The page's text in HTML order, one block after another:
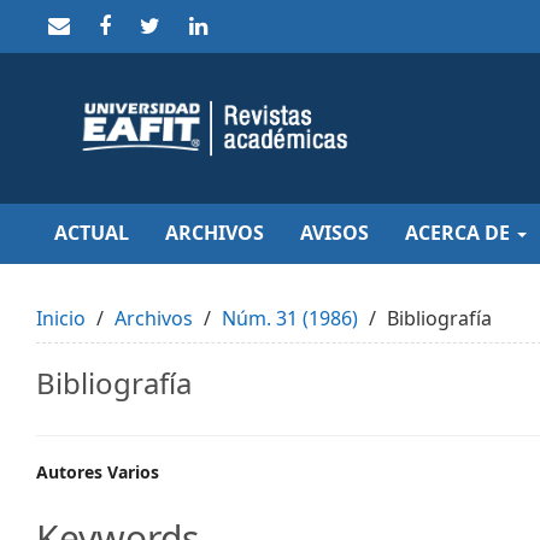
to
Main
Navigation
Content
Sidebar
ACTUAL ARCHIVOS AVISOS ACERCA DE
Inicio Archivos Núm. 31 (1986) Bibliografía
Bibliografía
Main
Article
Autores Varios